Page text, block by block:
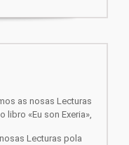
as nosas Lecturas
«Eu son Exeria»,
Lecturas pola